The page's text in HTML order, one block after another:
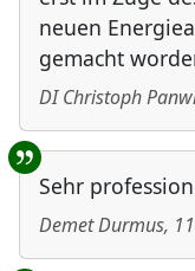
neuen
gemacht
DI Christoph
Sehr
Demet Durmus,